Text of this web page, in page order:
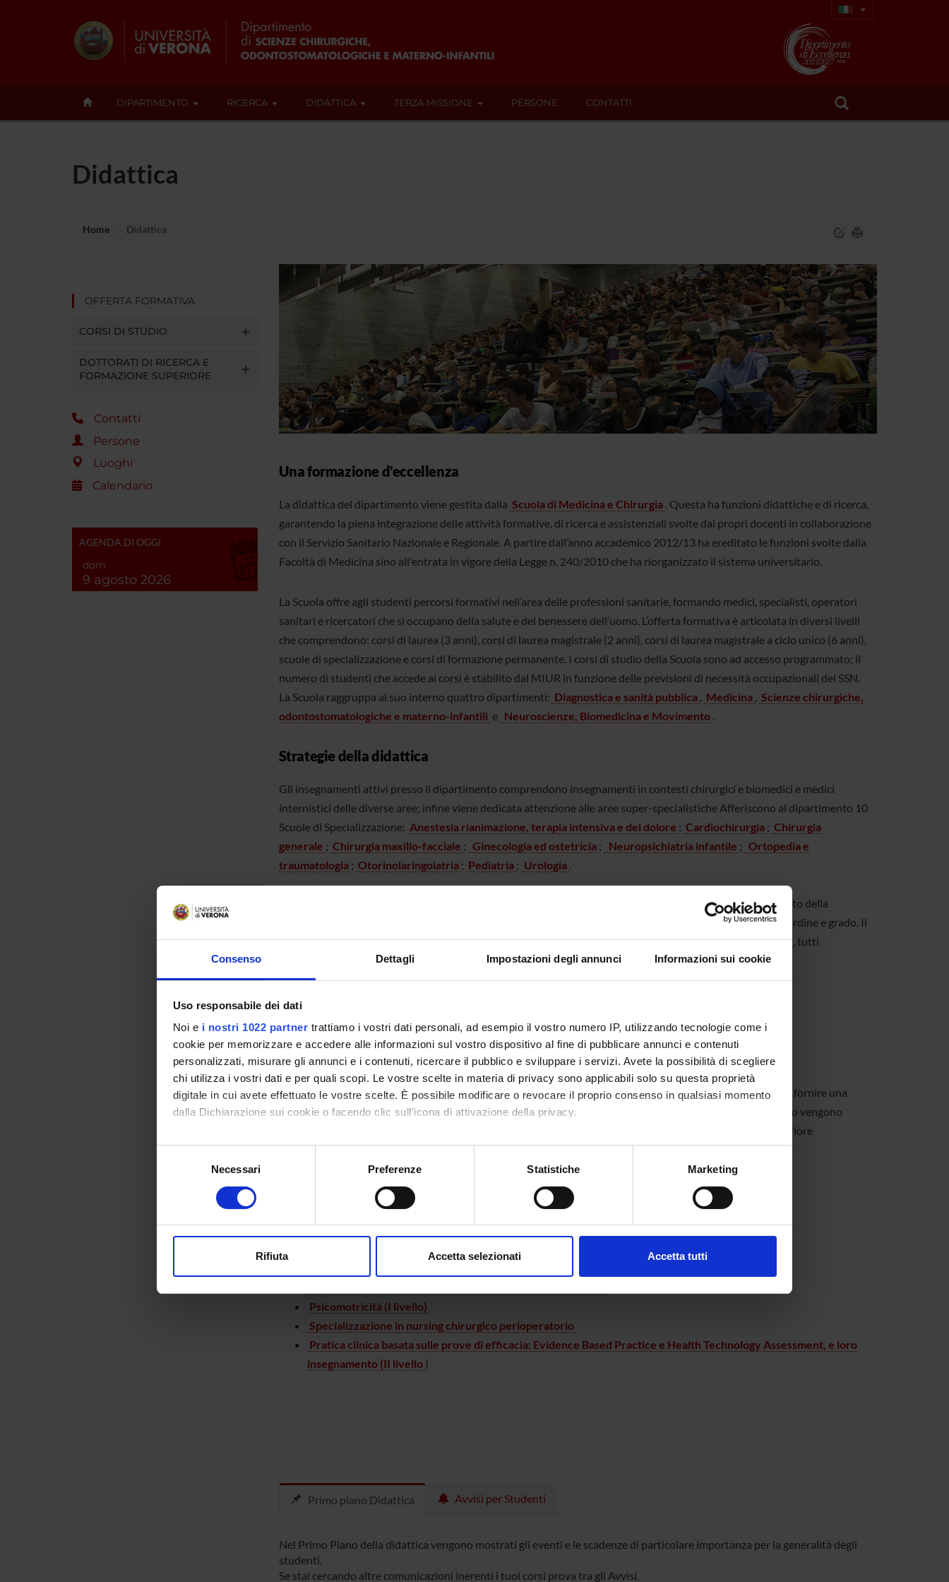
Consenso Dettagli Impostazioni degli annunci Informazioni sui cookie
Uso responsabile dei dati
Noi e i nostri 1022 partner trattiamo i vostri dati personali, ad esempio il vostro numero IP, utilizzando tecnologie come i
cookie per memorizzare e accedere alle informazioni sul vostro dispositivo al fine di pubblicare annunci e contenuti
personalizzati, misurare gli annunci e i contenuti, ricercare il pubblico e sviluppare i servizi. Avete la possibilità di scegliere
chi utilizza i vostri dati e per quali scopi. Le vostre scelte in materia di privacy sono applicabili solo su questa proprietà
digitale in cui avete effettuato le vostre scelte. È possibile modificare o revocare il proprio consenso in qualsiasi momento
dalla Dichiarazione sui cookie o facendo clic sull'icona di attivazione della privacy.
Con il tuo consenso, vorremmo anche:
raccogliere informazioni sulla tua posizione geografica, con un'approssimazione di qualche metro,
digitali).
modificare o ritirare il tuo consenso in qualsiasi momento dalla Dichiarazione sui cookie.
di analisi dei dati web, pubblicità e social media, i quali potrebbero combinarle con altre informazioni che hai fornito loro o
che hanno raccolto dal tuo utilizzo dei loro servizi.
Necessari Preferenze Statistiche Marketing
Rifiuta Accetta selezionati Accetta tutti
DIPARTIMENTO RICERCA DIDATTICA TERZA MISSIONE PERSONE CONTATTI
Didattica
Home Didattica
OFFERTA FORMATIVA
CORSI DI STUDIO
DOTTORATI DI RICERCA E
FORMAZIONE SUPERIORE
Contatti
Persone
Luoghi
Calendario
AGENDA DI OGGI
dom
9 agosto 2026
Una formazione d'eccellenza
La didattica del dipartimento viene gestita dalla Scuola di Medicina e Chirurgia . Questa ha funzioni didattiche e di ricerca,
garantendo la piena integrazione delle attività formative, di ricerca e assistenziali svolte dai propri docenti in collaborazione
con il Servizio Sanitario Nazionale e Regionale. A partire dall’anno accademico 2012/13 ha ereditato le funzioni svolte dalla
Facoltà di Medicina sino all'entrata in vigore della Legge n. 240/2010 che ha riorganizzato il sistema universitario.
La Scuola offre agli studenti percorsi formativi nell’area delle professioni sanitarie, formando medici, specialisti, operatori
sanitari e ricercatori che si occupano della salute e del benessere dell’uomo. L’offerta formativa è articolata in diversi livelli
che comprendono: corsi di laurea (3 anni), corsi di laurea magistrale (2 anni), corsi di laurea magistrale a ciclo unico (6 anni),
scuole di specializzazione e corsi di formazione permanente. I corsi di studio della Scuola sono ad accesso programmato; il
numero di studenti che accede ai corsi è stabilito dal MIUR in funzione delle previsioni di necessità occupazionali del SSN.
La Scuola raggruppa al suo interno quattro dipartimenti: Diagnostica e sanità pubblica Medicina
Scienze chirurgiche,
odontostomatologiche e materno-infantili e Neuroscienze, Biomedicina e Movimento
Strategie della didattica
Gli insegnamenti attivi presso il dipartimento comprendono insegnamenti in contesti chirurgici e biomedici e medici
internistici delle diverse aree; infine viene dedicata attenzione alle aree super-specialistiche Afferiscono al dipartimento 10
Scuole di Specializzazione: Anestesia rianimazione, terapia intensiva e del dolore ; Cardiochirurgia ; Chirurgia
generale ; Chirurgia maxillo-facciale ; Ginecologia ed ostetricia ; Neuropsichiatria infantile ; Ortopedia e
traumatologia ; Otorinolaringoiatria ; Pediatria ; Urologia
Il dipartimento promuove la connessione fra Università e mondo docente, consolidando la ricerca nell’ambito della
formazione continua e predisponendo percorsi didattici professionalizzanti per (futuri) docenti di diverso ordine e grado. Il
dipartimento copre i tre livelli di istruzione superiore, gestendocorsi di laurea e corsi di laurea magistrale , tutti
professionalizzanti e fortemente orientati al mondo del lavoro.
LAUREE, LAUREE MAGISTRALI E A CICLO UNICO:
Formazione superiore
Il dipartimento comprende anche ilDottorato in scienze cardiovascolari, formazione avanzata che mira a fornire una
preparazione di carattere scientifico-accademico. Nell’attività didattica di tutti i corsi di laurea e di dottorato vengono
regolarmente coinvolti colleghi di università straniere europee ed extra-europee, a completamento ed ulteriore
approfondimento delle specificità scientifiche e professionalizzanti dei corsi stessi.
DOTTORATI DI RICERCA:
Scienze cardiovascolari
Psicomotricità (I livello)
Specializzazione in nursing chirurgico perioperatorio
Pratica clinica basata sulle prove di efficacia: Evidence Based Practice e Health Technology Assessment, e loro
insegnamento (II livello )
Primo piano Didattica Avvisi per Studenti
Nel Primo Piano della didattica vengono mostrati gli eventi e le scadenze di particolare importanza per la generalità degli
studenti.
Se stai cercando altre comunicazioni inerenti i tuoi corsi prova tra gli Avvisi.